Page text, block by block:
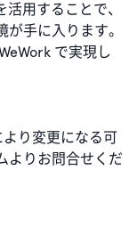
用することで、
手に入ります。
で実現し
り変更になる可
よりお問合せくだ